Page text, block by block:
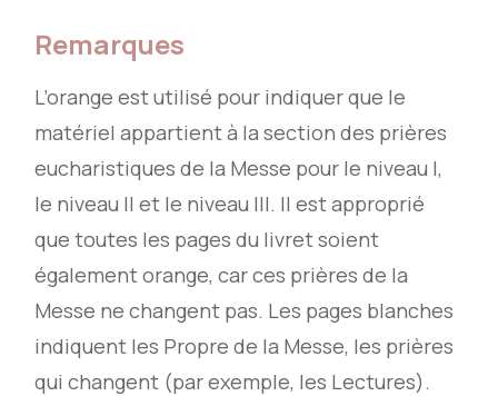
Remarques
L’orange est utilisé pour indiquer que le
matériel appartient à la section des prières
eucharistiques de la Messe pour le niveau I,
le niveau II et le niveau III. Il est approprié
que toutes les pages du livret soient
également orange, car ces prières de la
Messe ne changent pas. Les pages blanches
indiquent les Propre de la Messe, les prières
qui changent (par exemple, les Lectures).